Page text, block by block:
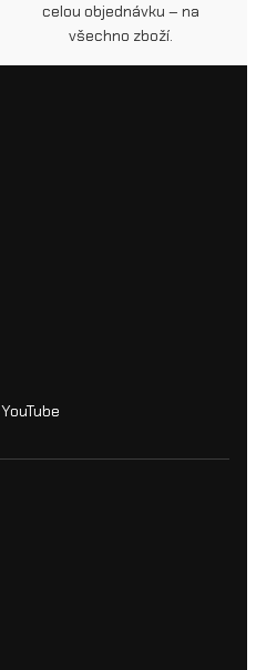
celou objednávku – na
všechno zboží.
YouTube